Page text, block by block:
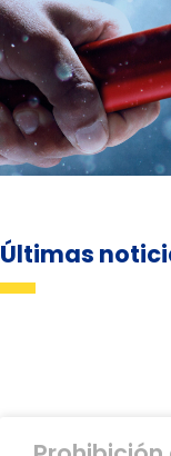
Últimas